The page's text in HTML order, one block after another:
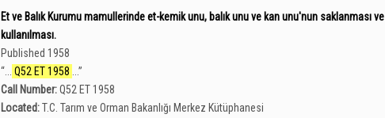
Et ve Balık Kurumu mamullerinde et-kemik unu, balık unu ve kan unu'nun saklanması ve
kullanılması.
Published 1958
“
Q52 ET 1958
”
Call Number:Q52 ET 1958
Located:T.C. Tarım ve Orman Bakanlığı Merkez Kütüphanesi